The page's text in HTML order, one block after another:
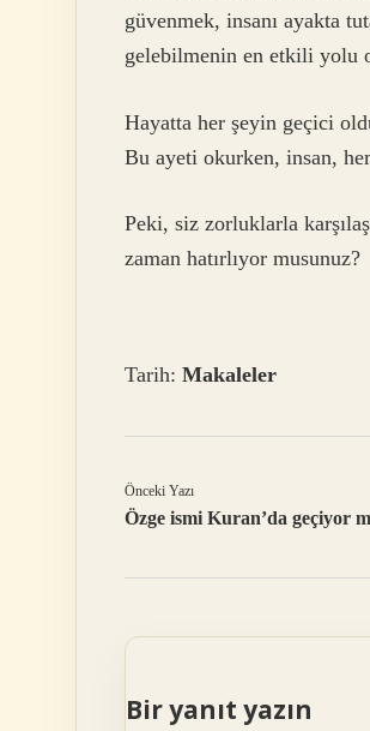
güvenmek, insanı ayakta
gelebilmenin en etkili yolu
Hayatta her şeyin geçici
Bu ayeti okurken, insan,
Peki, siz zorluklarla
zaman hatırlıyor musunuz?
Tarih: Makaleler
Önceki Yazı
Özge ismi Kuran’da geçiyor
Bir yanıt yazın